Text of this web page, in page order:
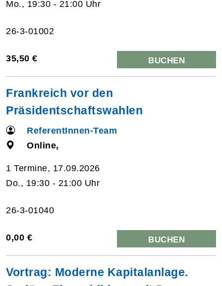
Mo., 19:30 - 21:00 Uhr
26-3-01002
35,50 € BUCHEN
Frankreich vor den
Präsidentschaftswahlen
ReferentInnen-Team
Online,
1 Termine, 17.09.2026
Do., 19:30 - 21:00 Uhr
26-3-01040
0,00 € BUCHEN
Vortrag: Moderne Kapitalanlage.